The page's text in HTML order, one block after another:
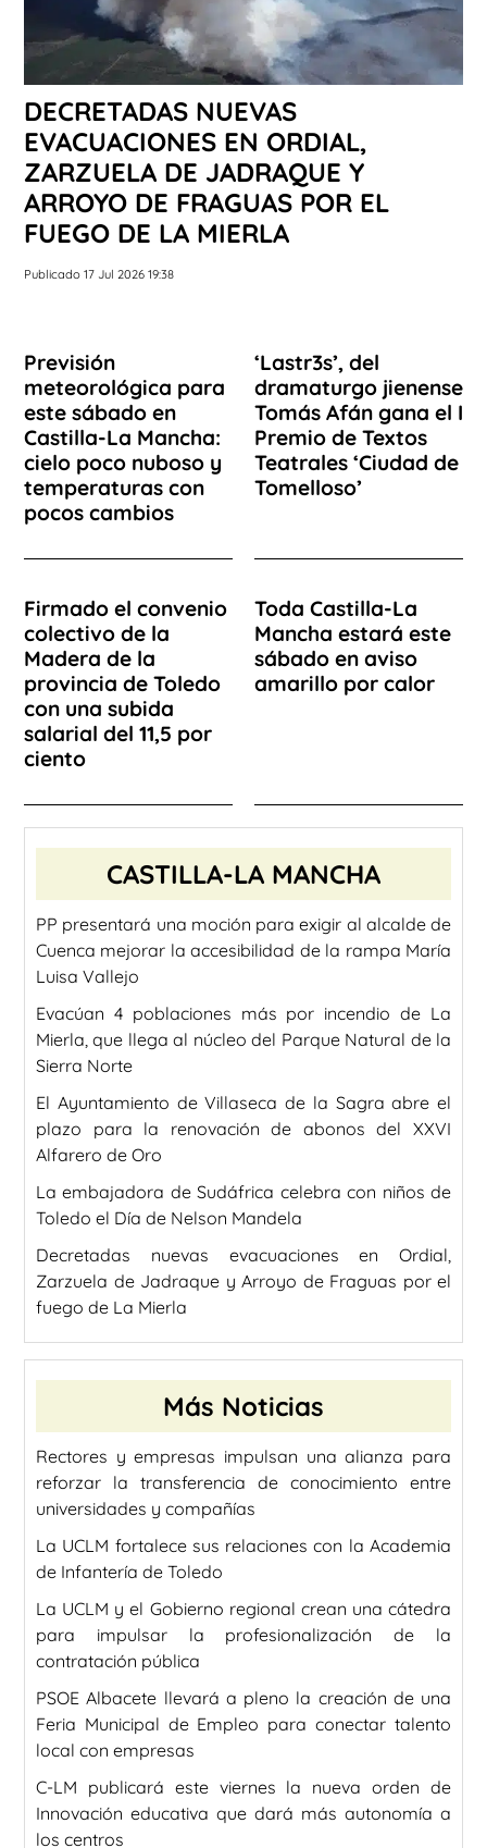
DECRETADAS NUEVAS
EVACUACIONES EN ORDIAL,
ZARZUELA DE JADRAQUE Y
ARROYO DE FRAGUAS POR EL
FUEGO DE LA MIERLA
Publicado 17 Jul 2026 19:38
Previsión
meteorológica para
este sábado en
Castilla-La Mancha:
cielo poco nuboso y
temperaturas con
pocos cambios
‘Lastr3s’, del
dramaturgo jienense
Tomás Afán gana el I
Premio de Textos
Teatrales ‘Ciudad de
Tomelloso’
Firmado el convenio
colectivo de la
Madera de la
provincia de Toledo
con una subida
salarial del 11,5 por
ciento
Toda Castilla-La
Mancha estará este
sábado en aviso
amarillo por calor
CASTILLA-LA MANCHA
PP presentará una moción para exigir al alcalde de
Cuenca mejorar la accesibilidad de la rampa María
Luisa Vallejo
Evacúan 4 poblaciones más por incendio de La
Mierla, que llega al núcleo del Parque Natural de la
Sierra Norte
El Ayuntamiento de Villaseca de la Sagra abre el
plazo para la renovación de abonos del XXVI
Alfarero de Oro
La embajadora de Sudáfrica celebra con niños de
Toledo el Día de Nelson Mandela
Decretadas nuevas evacuaciones en Ordial,
Zarzuela de Jadraque y Arroyo de Fraguas por el
fuego de La Mierla
Más Noticias
Rectores y empresas impulsan una alianza para
reforzar la transferencia de conocimiento entre
universidades y compañías
La UCLM fortalece sus relaciones con la Academia
de Infantería de Toledo
La UCLM y el Gobierno regional crean una cátedra
para impulsar la profesionalización de la
contratación pública
PSOE Albacete llevará a pleno la creación de una
Feria Municipal de Empleo para conectar talento
local con empresas
C-LM publicará este viernes la nueva orden de
Innovación educativa que dará más autonomía a
los centros